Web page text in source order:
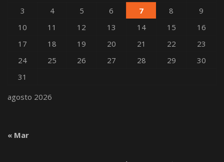
agosto 2026
3
4 5 6 7 8
9
10
11 12 13 14 15
16
17
18 19 20 21 22
23
24
25 26 27 28 29
30
31
« Mar